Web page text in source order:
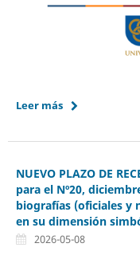
Leer más
NUEVO PLAZO DE
para el Nº20,
biografías (oficiales y
en su dimensión
2026-05-08